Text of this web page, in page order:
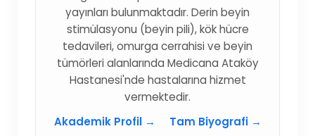
yayınları bulunmaktadır. Derin beyin
stimülasyonu (beyin pili), kök hücre
tedavileri, omurga cerrahisi ve beyin
tümörleri alanlarında Medicana Ataköy
Hastanesi'nde hastalarına hizmet
vermektedir.
Akademik Profil →
Tam Biyografi →